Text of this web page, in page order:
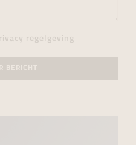
regelgeving
BERICHT